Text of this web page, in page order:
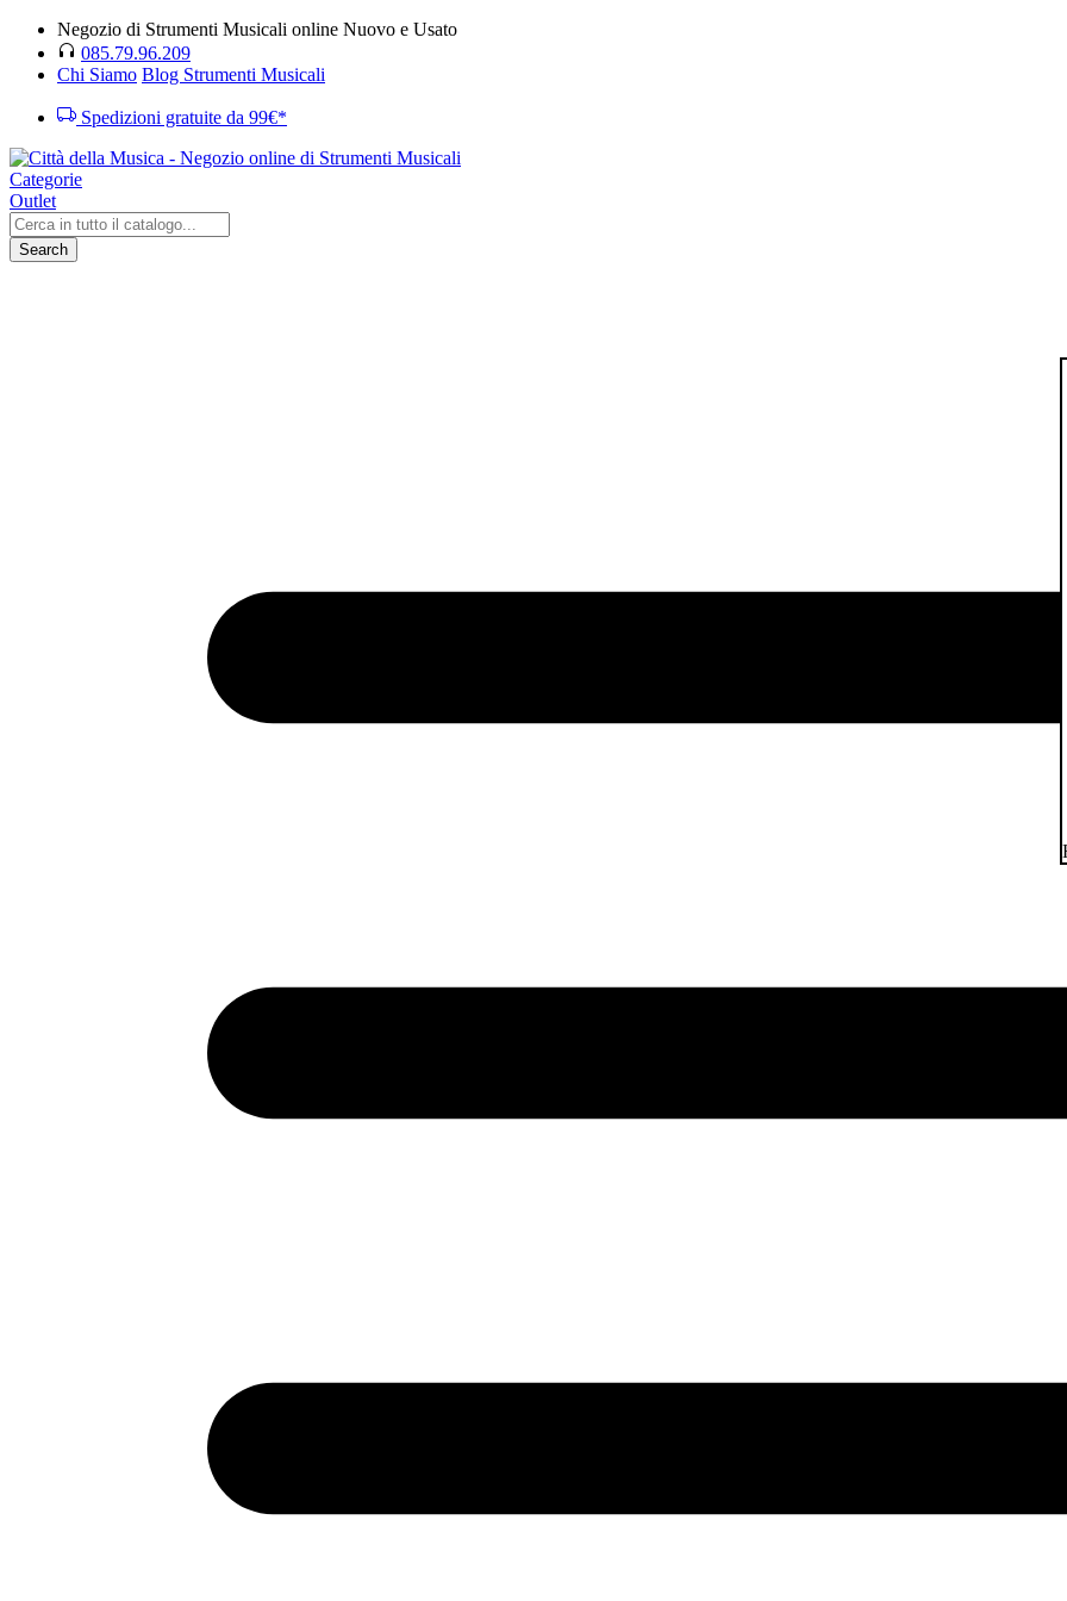
Negozio di Strumenti Musicali online Nuovo e Usato
085.79.96.209
Chi Siamo Blog Strumenti Musicali
Spedizioni gratuite da 99€*
Categorie
Outlet
Search